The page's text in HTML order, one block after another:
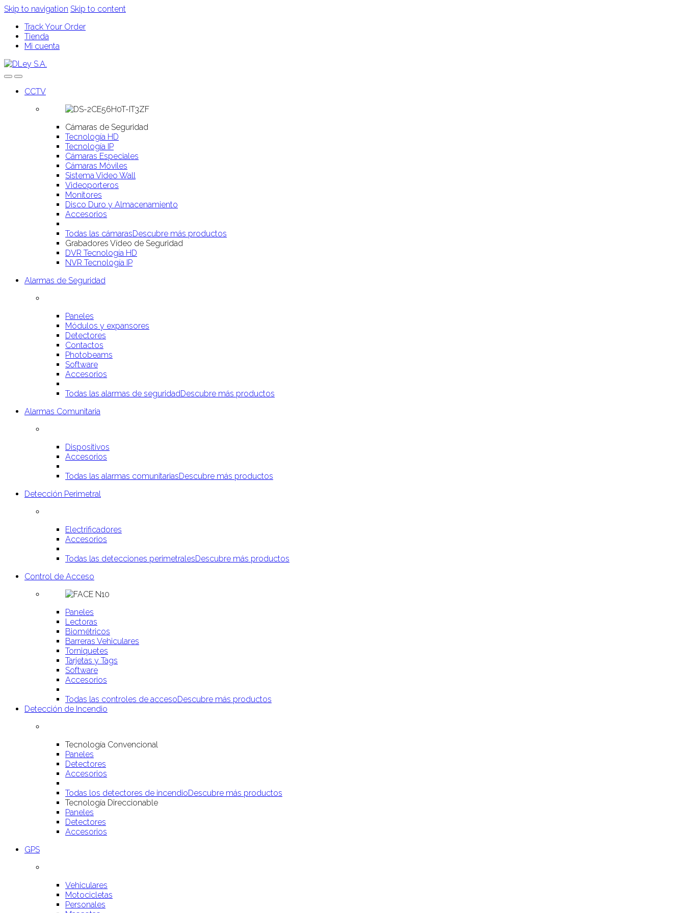
Skip to navigation Skip to content
Track Your Order
Tienda
Mi cuenta
CCTV
Cámaras de Seguridad
Tecnología HD
Tecnología IP
Cámaras Especiales
Cámaras Móviles
Sistema Video Wall
Videoporteros
Monitores
Disco Duro y Almacenamiento
Accesorios
Todas las cámarasDescubre más productos
Grabadores Vídeo de Seguridad
DVR Tecnología HD
NVR Tecnología IP
Alarmas de Seguridad
Paneles
Módulos y expansores
Detectores
Contactos
Photobeams
Software
Accesorios
Todas las alarmas de seguridadDescubre más productos
Alarmas Comunitaria
Dispositivos
Accesorios
Todas las alarmas comunitariasDescubre más productos
Detección Perimetral
Electrificadores
Accesorios
Todas las detecciones perimetralesDescubre más productos
Control de Acceso
Paneles
Lectoras
Biométricos
Barreras Vehiculares
Torniquetes
Tarjetas y Tags
Software
Accesorios
Todas las controles de accesoDescubre más productos
Detección de Incendio
Tecnología Convencional
Paneles
Detectores
Accesorios
Todas los detectores de incendioDescubre más productos
Tecnología Direccionable
Paneles
Detectores
Accesorios
GPS
Vehiculares
Motocicletas
Personales